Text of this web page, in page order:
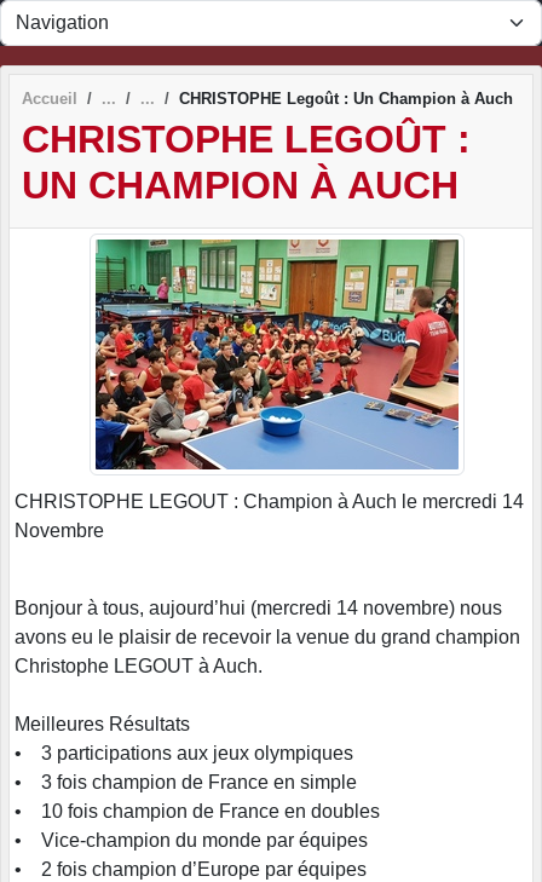
Accueil CHRISTOPHE Legoût : Un Champion à Auch
CHRISTOPHE LEGOÛT :
UN CHAMPION À AUCH
CHRISTOPHE LEGOUT : Champion à Auch le mercredi 14
Novembre
Bonjour à tous, aujourd’hui (mercredi 14 novembre) nous
avons eu le plaisir de recevoir la venue du grand champion
Christophe LEGOUT à Auch.
Meilleures Résultats
• 3 participations aux jeux olympiques
• 3 fois champion de France en simple
• 10 fois champion de France en doubles
• Vice-champion du monde par équipes
• 2 fois champion d’Europe par équipes
Panneau de gestion des cookies